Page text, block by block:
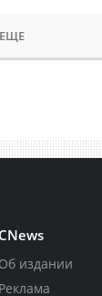
CNews
Об издании
Реклама